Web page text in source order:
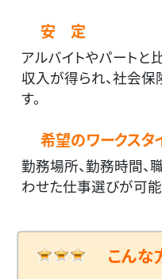
安 定
アルバイトやパートと
収入が得られ、社会
す。
希望のワークスタ
勤務場所、勤務時間、
わせた仕事選びが可能
こんな